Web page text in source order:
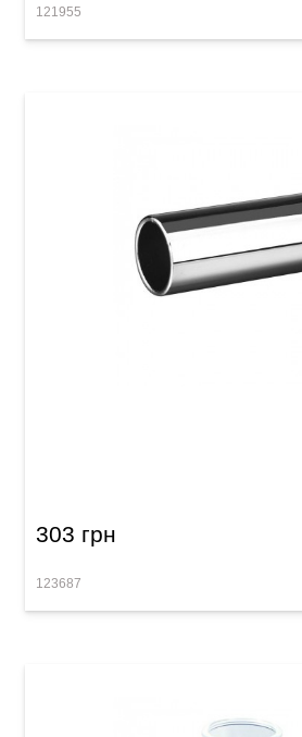
121955
303 грн
123687